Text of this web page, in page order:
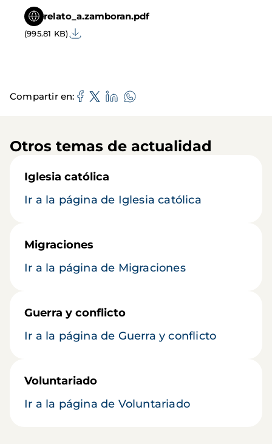
relato_a.zamboran.pdf
(995.81 KB)
Compartir en
Otros temas de actualidad
Iglesia católica
Ir a la página de Iglesia católica
Migraciones
Ir a la página de Migraciones
Guerra y conflicto
Ir a la página de Guerra y conflicto
Voluntariado
Ir a la página de Voluntariado